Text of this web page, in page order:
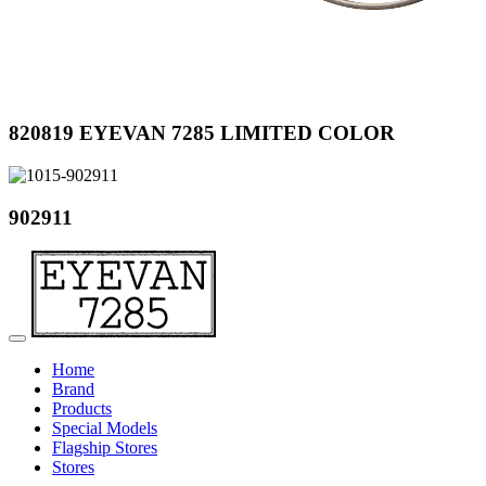
820819 EYEVAN 7285 LIMITED COLOR
902911
Home
Brand
Products
Special Models
Flagship Stores
Stores